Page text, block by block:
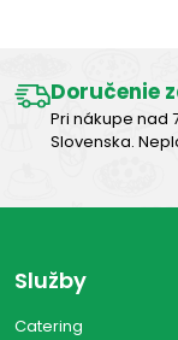
Doručenie
Pri nákupe nad
Slovenska.
Služby
Catering